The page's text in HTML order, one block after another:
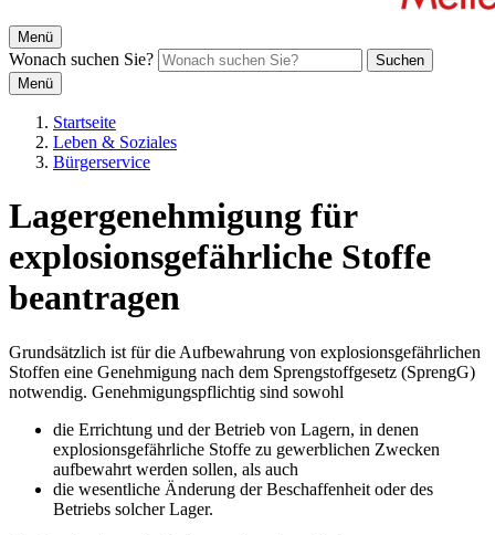
Menü
Wonach suchen Sie?
Suchen
Menü
Startseite
Leben & Soziales
Bürgerservice
Lagergenehmigung für
explosionsgefährliche Stoffe
beantragen
Grundsätzlich ist für die Aufbewahrung von explosionsgefährlichen
Stoffen eine Genehmigung nach dem Sprengstoffgesetz (SprengG)
notwendig. Genehmigungspflichtig sind sowohl
die Errichtung und der Betrieb von Lagern, in denen
explosionsgefährliche Stoffe zu gewerblichen Zwecken
aufbewahrt werden sollen, als auch
die wesentliche Änderung der Beschaffenheit oder des
Betriebs solcher Lager.